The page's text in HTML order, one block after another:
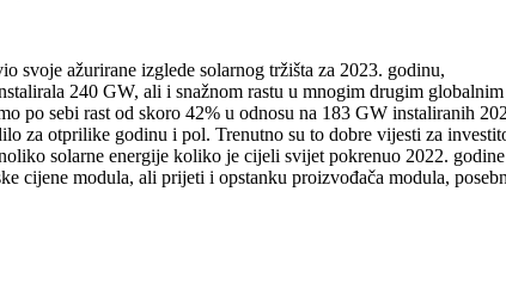
svoje ažurirane izglede solarnog tržišta za 2023. godinu,
240 GW, ali i snažnom rastu u mnogim drugim globalnim
po sebi rast od skoro 42% u odnosu na 183 GW instaliranih
za otprilike godinu i pol. Trenutno su to dobre vijesti za
solarne energije koliko je cijeli svijet pokrenuo 2022.
cijene modula, ali prijeti i opstanku proizvođača modula,